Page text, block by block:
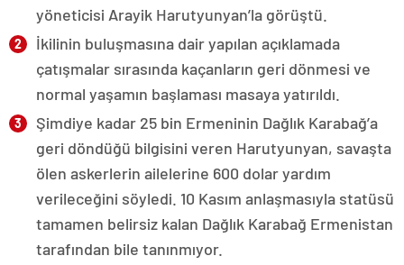
yöneticisi Arayik Harutyunyan’la görüştü.
İkilinin buluşmasına dair yapılan açıklamada
çatışmalar sırasında kaçanların geri dönmesi ve
normal yaşamın başlaması masaya yatırıldı.
Şimdiye kadar 25 bin Ermeninin Dağlık Karabağ’a
geri döndüğü bilgisini veren Harutyunyan, savaşta
ölen askerlerin ailelerine 600 dolar yardım
verileceğini söyledi. 10 Kasım anlaşmasıyla statüsü
tamamen belirsiz kalan Dağlık Karabağ Ermenistan
tarafından bile tanınmıyor.